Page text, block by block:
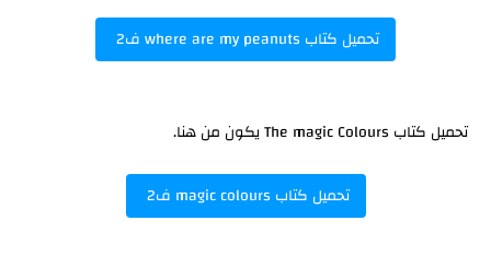
تحميل كتاب where are my peanuts ف2
تحميل كتاب The magic Colours يكون من هنا.
تحميل كتاب magic colours ف2